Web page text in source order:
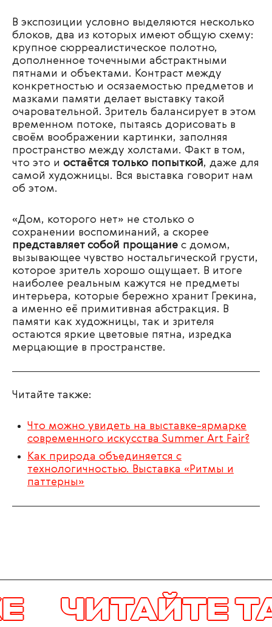
В экспозиции условно выделяются несколько
блоков, два из которых имеют общую схему:
крупное сюрреалистическое полотно,
дополненное точечными абстрактными
пятнами и объектами. Контраст между
конкретностью и осязаемостью предметов и
мазками памяти делает выставку такой
очаровательной. Зритель балансирует в этом
временном потоке, пытаясь дорисовать в
своём воображении картинки, заполняя
пространство между холстами. Факт в том,
что это и остаётся только попыткой, даже для
самой художницы. Вся выставка говорит нам
об этом.
«Дом, которого нет» не столько о
сохранении воспоминаний, а скорее
представляет собой прощание с домом,
вызывающее чувство ностальгической грусти,
которое зритель хорошо ощущает. В итоге
наиболее реальным кажутся не предметы
интерьера, которые бережно хранит Грекина,
а именно её примитивная абстракция. В
памяти как художницы, так и зрителя
остаются яркие цветовые пятна, изредка
мерцающие в пространстве.
Читайте также:
Что можно увидеть на выставке-ярмарке
современного искусства Summer Art Fair?
Как природа объединяется с
технологичностью. Выставка «Ритмы и
паттерны»
ЧИТАЙТЕ